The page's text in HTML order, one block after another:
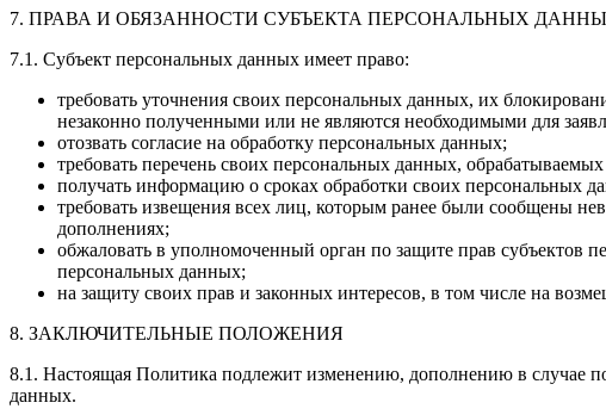
7. ПРАВА И ОБЯЗАННОСТИ СУБЪЕКТА ПЕРСОНАЛЬНЫХ
7.1. Субъект персональных данных имеет право:
требовать уточнения своих персональных данных, их
незаконно полученными или не являются необходимыми для
отозвать согласие на обработку персональных данных;
требовать перечень своих персональных данных,
получать информацию о сроках обработки своих персональных
требовать извещения всех лиц, которым ранее были сообщены
дополнениях;
обжаловать в уполномоченный орган по защите прав субъектов
персональных данных;
на защиту своих прав и законных интересов, в том числе на
8. ЗАКЛЮЧИТЕЛЬНЫЕ ПОЛОЖЕНИЯ
8.1. Настоящая Политика подлежит изменению, дополнению в случае
данных.